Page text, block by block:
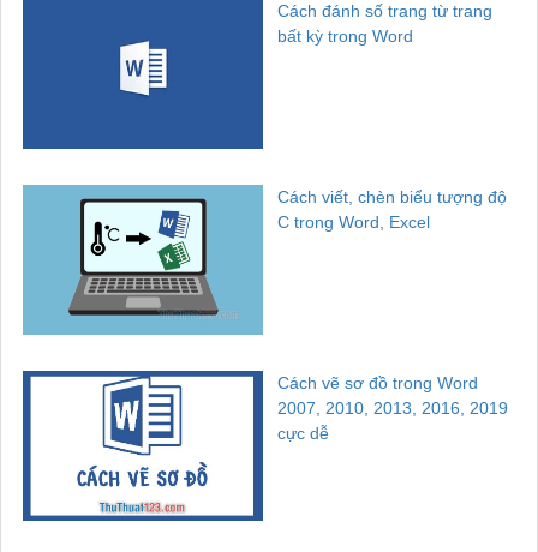
Cách đánh số trang từ trang
bất kỳ trong Word
Cách viết, chèn biểu tượng độ
C trong Word, Excel
Cách vẽ sơ đồ trong Word
2007, 2010, 2013, 2016, 2019
cực dễ